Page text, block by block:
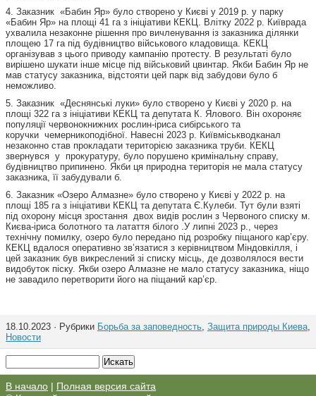
4. Заказник «Бабин Яр» було створено у Києві у 2019 р. у парку
«Бабин Яр» на площі 41 га з ініціативи КЕКЦ. Влітку 2022 р. Київрада
ухвалила незаконне рішення про вичленування із заказника ділянки
площею 17 га під будівництво військового кладовища. КЕКЦ
організував з цього приводу кампанію протесту. В результаті було
вирішено шукати інше місце під військовий цвинтар. Якби Бабин Яр не
мав статусу заказника, відстояти цей парк від забудови було б
неможливо.
5. Заказник «Деснянські луки» було створено у Києві у 2020 р. на
площі 322 га з ініціативи КЕКЦ та депутата К. Ялового. Він охороняє
популяції червонокнижних рослин-іриса сибірського та
коручки чемерникоподібної. Навесні 2023 р. Київміськводканал
незаконно став прокладати територією заказника труби. КЕКЦ
звернувся у прокуратуру, було порушено кримінальну справу,
будівництво припинено. Якби ця природна територія не мала статусу
заказника, її забудували б.
6. Заказник «Озеро Алмазне» було створено у Києві у 2022 р. на
площі 185 га з ініціативи КЕКЦ та депутата Є.Кулеби. Тут були взяті
під охорону місця зростання двох видів рослин з Червоного списку м.
Києва-іриса болотного та латаття білого .У липні 2023 р., через
технічну помилку, озеро було передано під розробку піщаного кар’єру.
КЕКЦ вдалося оперативно зв’язатися з керівництвом Міндовкілля, і
цей заказник був викреслений зі списку місць, де дозволялося вести
видобуток піску. Якби озеро Алмазне не мало статусу заказника, ніщо
не завадило перетворити його на піщаний кар’єр.
18.10.2023 · Рубрики Борьба за заповедность, Защита природы Киева,
Новости
В начало | Полная версия сайта